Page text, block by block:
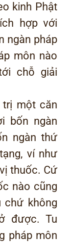
kinh Phật
hợp với
ngàn pháp
môn nào
chỗ giải
trị một căn
bốn ngàn
ngàn thứ
ví như
thuốc. Cứ
nào cũng
chứ không
được. Tu
pháp môn